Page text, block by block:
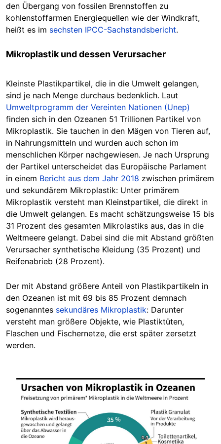
den Übergang von fossilen Brennstoffen zu
kohlenstoffarmen Energiequellen wie der Windkraft,
heißt es im sechsten IPCC-Sachstandsbericht.
Mikroplastik und dessen Verursacher
Kleinste Plastikpartikel, die in die Umwelt gelangen,
sind je nach Menge durchaus bedenklich. Laut
Umweltprogramm der Vereinten Nationen (Unep)
finden sich in den Ozeanen 51 Trillionen Partikel von
Mikroplastik. Sie tauchen in den Mägen von Tieren auf,
in Nahrungsmitteln und wurden auch schon im
menschlichen Körper nachgewiesen. Je nach Ursprung
der Partikel unterscheidet das Europäische Parlament
in einem Bericht aus dem Jahr 2018 zwischen primärem
und sekundärem Mikroplastik: Unter primärem
Mikroplastik versteht man Kleinstpartikel, die direkt in
die Umwelt gelangen. Es macht schätzungsweise 15 bis
31 Prozent des gesamten Mikrolastiks aus, das in die
Weltmeere gelangt. Dabei sind die mit Abstand größten
Verursacher synthetische Kleidung (35 Prozent) und
Reifenabrieb (28 Prozent).
Der mit Abstand größere Anteil von Plastikpartikeln in
den Ozeanen ist mit 69 bis 85 Prozent demnach
sogenanntes sekundäres Mikroplastik: Darunter
versteht man größere Objekte, wie Plastiktüten,
Flaschen und Fischernetze, die erst später zersetzt
werden.
Image